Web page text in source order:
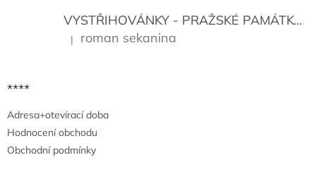
VYSTŘIHOVÁNKY - PRAŽSKÉ PAMÁTKY
Hodnocení produktu je 5 z 5 hvězdiček.
| roman sekanina
****
Adresa+otevírací doba
Hodnocení obchodu
Obchodní podmínky